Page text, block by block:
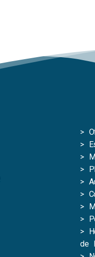
>
>
>
>
>
>
>
>
>
de